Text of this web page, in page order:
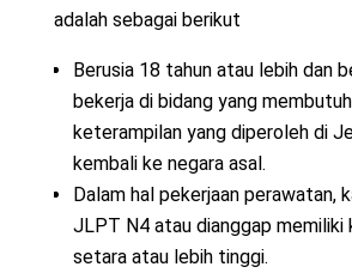
adalah sebagai berikut
Berusia 18 tahun atau lebih dan
bekerja di bidang yang
keterampilan yang diperoleh di
kembali ke negara asal.
Dalam hal pekerjaan perawatan,
JLPT N4 atau dianggap memiliki
setara atau lebih tinggi.